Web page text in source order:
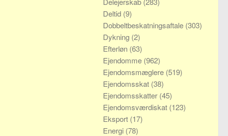
Deltid (9)
Dobbeltbeskatningsaftale (303)
Dykning (2)
Efterløn (63)
Ejendomme (962)
Ejendomsmæglere (519)
Ejendomsskat (38)
Ejendomsskatter (45)
Ejendomsværdiskat (123)
Eksport (17)
Energi (78)